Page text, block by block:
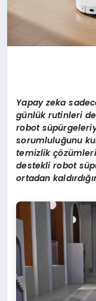
Yapay zeka
günlük rutinleri
robot süpü
sorumluluğunu
temizlikçözü
destekli robot süp
ortadan kaldırdığı